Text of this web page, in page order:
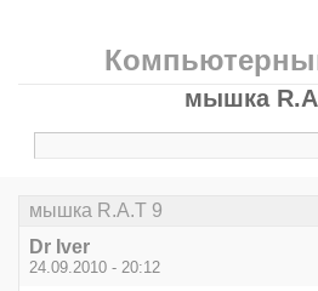
мышка
мышка R.A.T 9
Dr Iver
24.09.2010 - 20:12